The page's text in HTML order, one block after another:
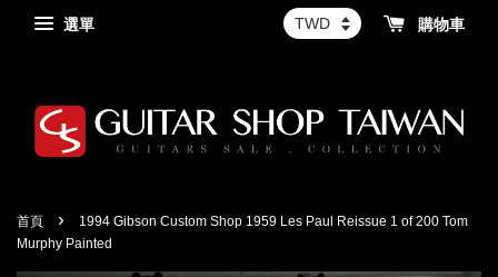
選單 購物車
首頁 ›
1994 Gibson Custom Shop 1959 Les Paul Reissue 1 of 200 Tom
Murphy Painted